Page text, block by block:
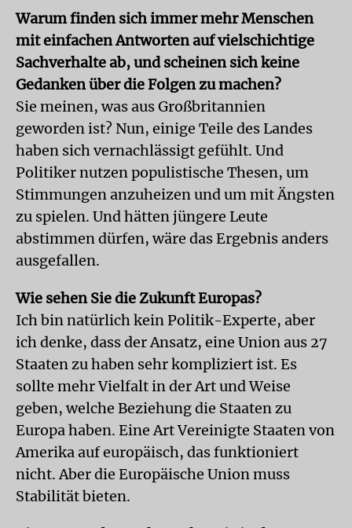
Warum finden sich immer mehr Menschen
mit einfachen Antworten auf vielschichtige
Sachverhalte ab, und scheinen sich keine
Gedanken über die Folgen zu machen?
Sie meinen, was aus Großbritannien
geworden ist? Nun, einige Teile des Landes
haben sich vernachlässigt gefühlt. Und
Politiker nutzen populistische Thesen, um
Stimmungen anzuheizen und um mit Ängsten
zu spielen. Und hätten jüngere Leute
abstimmen dürfen, wäre das Ergebnis anders
ausgefallen.
Wie sehen Sie die Zukunft Europas?
Ich bin natürlich kein Politik-Experte, aber
ich denke, dass der Ansatz, eine Union aus 27
Staaten zu haben sehr kompliziert ist. Es
sollte mehr Vielfalt in der Art und Weise
geben, welche Beziehung die Staaten zu
Europa haben. Eine Art Vereinigte Staaten von
Amerika auf europäisch, das funktioniert
nicht. Aber die Europäische Union muss
Stabilität bieten.